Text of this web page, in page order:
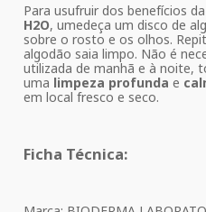
Para usufruir dos benefícios da
H2O, umedeça um disco de
sobre o rosto e os olhos.
algodão saia limpo. Não é
utilizada de manhã e à noite,
uma limpeza profunda e
em local fresco e seco.
Ficha Técnica: